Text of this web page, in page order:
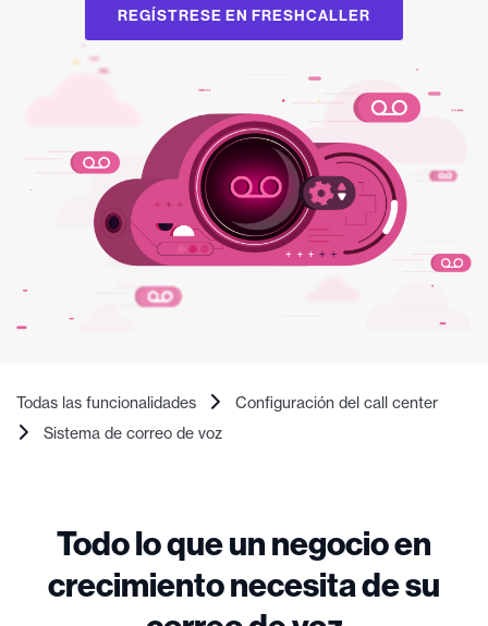
REGÍSTRESE EN FRESHCALLER
Todas las funcionalidades
Configuración del call center
Sistema de correo de voz
Todo lo que un negocio en
crecimiento necesita de su